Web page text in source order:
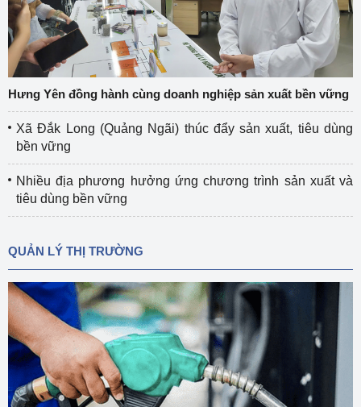
Hưng Yên đồng hành cùng doanh nghiệp sản xuất bền vững
Xã Đắk Long (Quảng Ngãi) thúc đẩy sản xuất, tiêu dùng
bền vững
Nhiều địa phương hưởng ứng chương trình sản xuất và
tiêu dùng bền vững
QUẢN LÝ THỊ TRƯỜNG